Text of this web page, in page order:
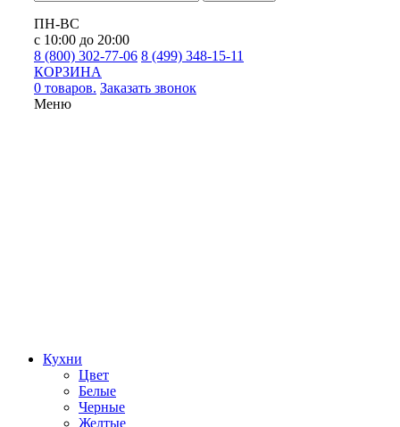
ПН-ВС
с 10:00 до 20:00
8 (800) 302-77-06 8 (499) 348-15-11
КОРЗИНА
0 товаров. Заказать звонок
Меню
Кухни
Цвет
Белые
Черные
Желтые